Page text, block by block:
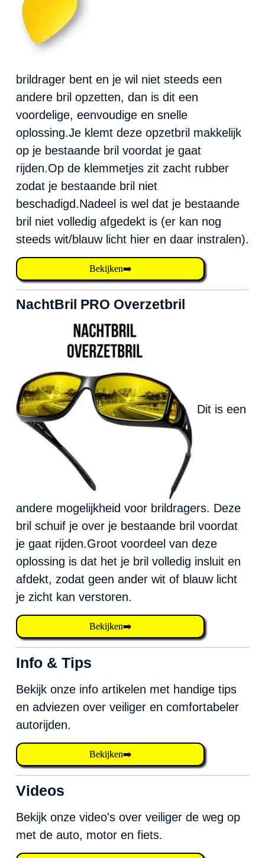
brildrager bent en je wil niet steeds een
andere bril opzetten, dan is dit een
voordelige, eenvoudige en snelle
oplossing.Je klemt deze opzetbril makkelijk
op je bestaande bril voordat je gaat
rijden.Op de klemmetjes zit zacht rubber
zodat je bestaande bril niet
beschadigd.Nadeel is wel dat je bestaande
bril niet volledig afgedekt is (er kan nog
steeds wit/blauw licht hier en daar instralen).
Bekijken➡️
NachtBril PRO Overzetbril
Dit is een
andere mogelijkheid voor brildragers. Deze
bril schuif je over je bestaande bril voordat
je gaat rijden.Groot voordeel van deze
oplossing is dat het je bril volledig insluit en
afdekt, zodat geen ander wit of blauw licht
je zicht kan verstoren.
Bekijken➡️
Info & Tips
Bekijk onze info artikelen met handige tips
en adviezen over veiliger en comfortabeler
autorijden.
Bekijken➡️
Videos
Bekijk onze video's over veiliger de weg op
met de auto, motor en fiets.